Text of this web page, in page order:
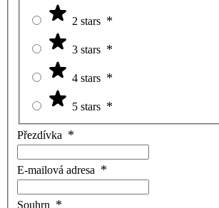
2 stars
3 stars
4 stars
5 stars
Přezdívka
E-mailová adresa
Souhrn